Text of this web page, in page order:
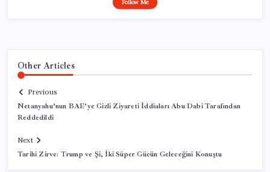
Follow Me
Other Articles
Previous
Netanyahu’nun BAE’ye Gizli Ziyareti İddiaları Abu Dabi Tarafından
Reddedildi
Next
Tarihi Zirve: Trump ve Şi, İki Süper Gücün Geleceğini Konuştu